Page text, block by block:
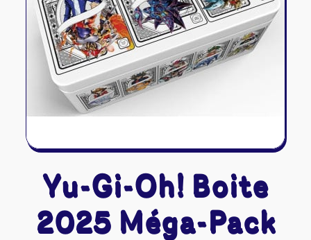
Naruto Mythos
Autres
Tapis de jeu
Yu-Gi-Oh! Boite
2025 Méga-Pack